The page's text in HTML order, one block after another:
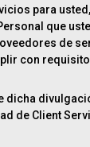
para
que
con
de Client